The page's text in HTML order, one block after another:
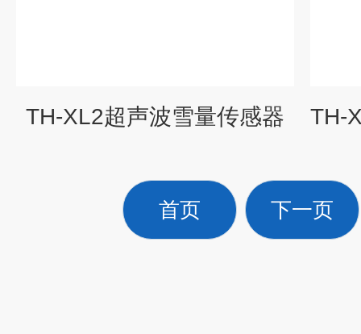
TH-XL2超声波雪量传感器
首页 下一页